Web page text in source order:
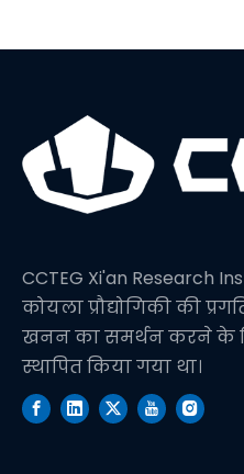
CCTEG Xi'an Research
कोयला प्रौद्योगिकी की
खनन का समर्थन करने के
स्थापित किया गया था।